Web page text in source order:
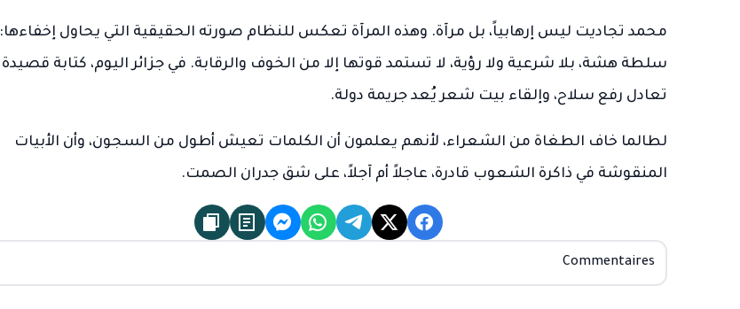
محمد تجاديت ليس إرهابياً، بل مرآة. وهذه المرآة تعكس للنظام صورته الحقيقية التي يحاول إخفاءها:
سلطة هشة، بلا شرعية ولا رؤية، لا تستمد قوتها إلا من الخوف والرقابة. في جزائر اليوم، كتابة قصيدة
تعادل رفع سلاح، وإلقاء بيت شعر يُعد جريمة دولة.
لطالما خاف الطغاة من الشعراء، لأنهم يعلمون أن الكلمات تعيش أطول من السجون، وأن الأبيات
المنقوشة في ذاكرة الشعوب قادرة، عاجلاً أم آجلاً، على شق جدران الصمت.
Commentaires